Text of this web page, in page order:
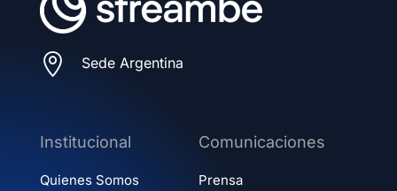
 Sede Argentina
Institucional
Quienes Somos
Comunicaciones
Prensa